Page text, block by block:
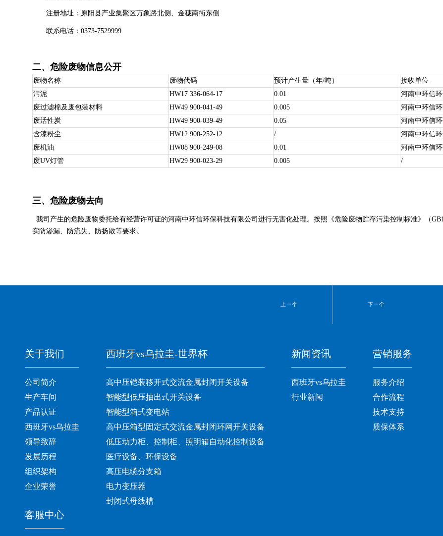
注册地址：原阳县产业集聚区万象路北侧、金穗南街东侧
联系电话：0373-7529999
二、危险废物信息公开
废物名称 废物代码 预计产生量（年/吨） 接收单位
污泥
HW17 336-064-17 0.01 河南中环信
废过滤棉及废包装材料
HW49 900-041-49 0.005 河南中环信
废活性炭
HW49 900-039-49 0.05 河南中环信
含漆粉尘
HW12 900-252-12 / 河南中环信
废机油
HW08 900-249-08 0.01 河南中环信
废UV灯管
HW29 900-023-29 0.005 /
三、危险废物去向
我司产生的危险废物委托给有经营许可证的河南中环信环保科技有限公司进行无害化处理。按照《危险废物贮存污染控制标准》（
实防渗漏、防流失、防扬散等要求。
上一个 下一个
关于我们
公司简介
生产车间
产品认证
西班牙vs乌拉圭
领导致辞
发展历程
组织架构
企业荣誉
西班牙vs乌拉圭-世界杯
高中压铠装移开式交流金属封闭开关设备
智能型低压抽出式开关设备
智能型箱式变电站
高中压箱型固定式交流金属封闭环网开关设备
低压动力柜、控制柜、照明箱自动化控制设备
医疗设备、环保设备
高压电缆分支箱
电力变压器
封闭式母线槽
新闻资讯
西班牙vs乌拉圭
行业新闻
营销服务
服务介绍
合作流程
技术支持
质保体系
客服中心